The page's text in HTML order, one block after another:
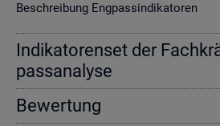
Be­schrei­bung Eng­pas­sin­di­ka­to­ren
In­di­ka­to­ren­set der
pass­ana­ly­se
Be­wer­tung